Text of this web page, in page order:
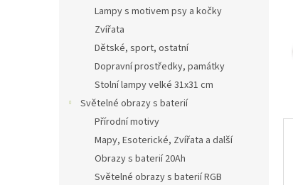
Lampy s motivem psy a kočky
Zvířata
Dětské, sport, ostatní
Dopravní prostředky, památky
Stolní lampy velké 31x31 cm
Světelné obrazy s baterií
Přírodní motivy
Mapy, Esoterické, Zvířata a další
Obrazy s baterií 20Ah
Světelné obrazy s baterií RGB